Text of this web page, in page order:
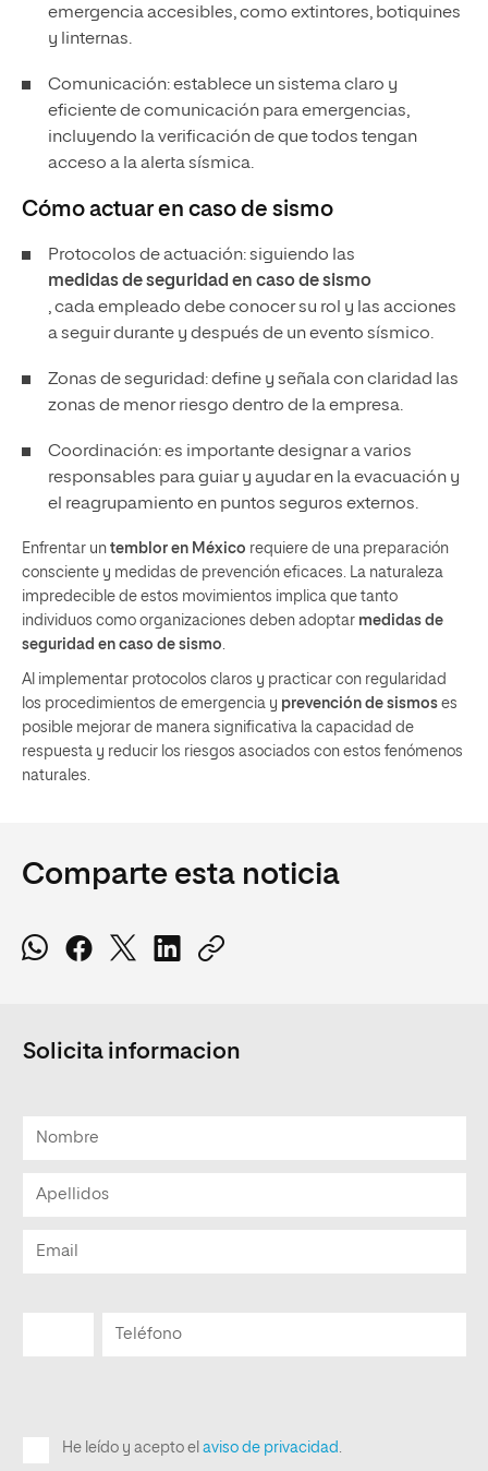
emergencia accesibles, como extintores, botiquines
y linternas.
Comunicación: establece un sistema claro y
eficiente de comunicación para emergencias,
incluyendo la verificación de que todos tengan
acceso a la alerta sísmica.
Cómo actuar en caso de sismo
Protocolos de actuación: siguiendo las
medidas de seguridad en caso de sismo
, cada empleado debe conocer su rol y las acciones
a seguir durante y después de un evento sísmico.
Zonas de seguridad: define y señala con claridad las
zonas de menor riesgo dentro de la empresa.
Coordinación: es importante designar a varios
responsables para guiar y ayudar en la evacuación y
el reagrupamiento en puntos seguros externos.
Enfrentar un temblor en México requiere de una preparación
consciente y medidas de prevención eficaces. La naturaleza
impredecible de estos movimientos implica que tanto
individuos como organizaciones deben adoptar medidas de
seguridad en caso de sismo
Al implementar protocolos claros y practicar con regularidad
los procedimientos de emergencia y prevención de sismos es
posible mejorar de manera significativa la capacidad de
respuesta y reducir los riesgos asociados con estos fenómenos
naturales.
Comparte esta noticia
Solicita informacion